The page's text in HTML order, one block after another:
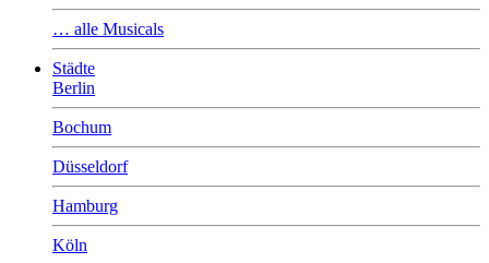
… alle Musicals
Städte
Berlin
Bochum
Düsseldorf
Hamburg
Köln